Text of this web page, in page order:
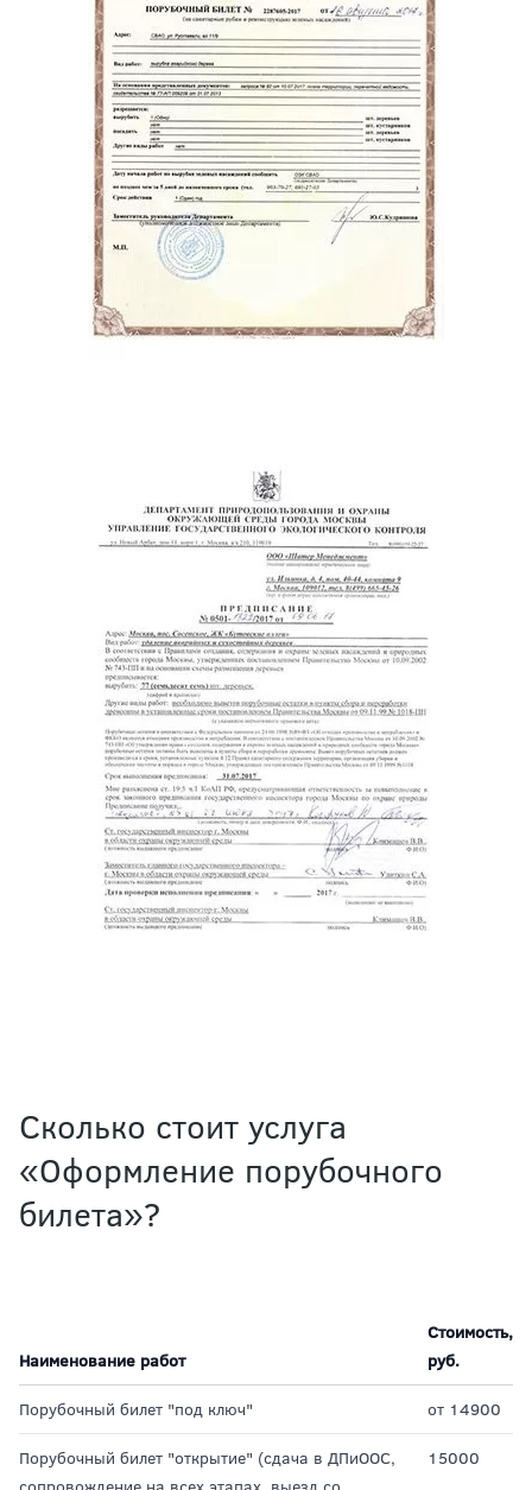
Сколько стоит услуга
«Оформление порубочного
билета»?
Наименование работ
Стоимость,
руб.
Порубочный билет "под ключ" от 14900
Порубочный билет "открытие" (сдача в ДПиООС,
15000